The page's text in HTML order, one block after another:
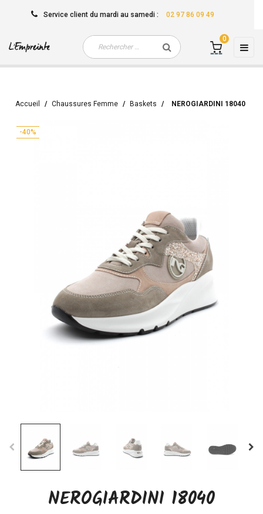
Service client du mardi au samedi : 02 97 86 09 49
☰
0
Accueil Chaussures Femme Baskets NEROGIARDINI 18040
-40%
NEROGIARDINI 18040